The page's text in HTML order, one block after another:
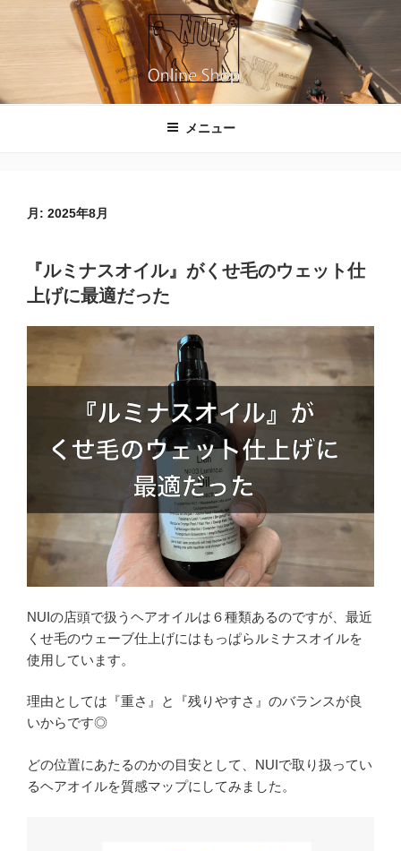
ツ
NUIのオンラインショップ
メニュー
月: 2025年8月
『ルミナスオイル』がくせ毛のウェット仕
上げに最適だった
NUIの店頭で扱うヘアオイルは６種類あるのですが、最近
くせ毛のウェーブ仕上げにはもっぱらルミナスオイルを
使用しています。
理由としては『重さ』と『残りやすさ』のバランスが良
いからです◎
どの位置にあたるのかの目安として、NUIで取り扱ってい
るヘアオイルを質感マップにしてみました。